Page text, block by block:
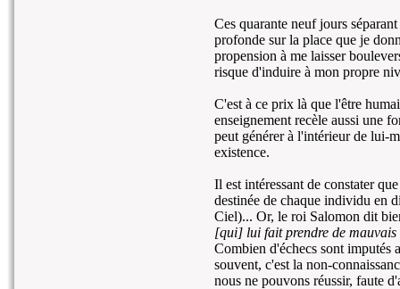
Ces quarante neuf jours
profonde sur la place que je
propension à me laisser
risque d'induire à mon propre
C'est à ce prix là que l'être
enseignement recèle aussi une
peut générer à l'intérieur de lui-
existence.
Il est intéressant de constater
destinée de chaque individu en
Ciel)... Or, le roi Salomon dit
[qui] lui fait prendre de mauvais
Combien d'échecs sont imputés
souvent, c'est la non-
nous ne pouvons réussir, faute